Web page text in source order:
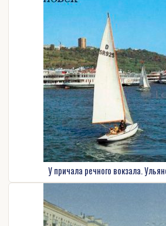
У причала речного вокзала.